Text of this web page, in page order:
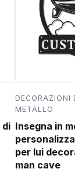
di
DECORAZIONI
METALLO
Insegna in
per lui
man cave